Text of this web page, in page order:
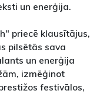
un enerģija.
priecē klausītājus,
pilsētās sava
un enerģija
izmēģinot
festivālos,